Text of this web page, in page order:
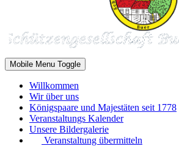
Mobile Menu Toggle
Willkommen
Wir über uns
Königspaare und Majestäten seit 1778
Veranstaltungs Kalender
Unsere Bildergalerie
Veranstaltung übermitteln